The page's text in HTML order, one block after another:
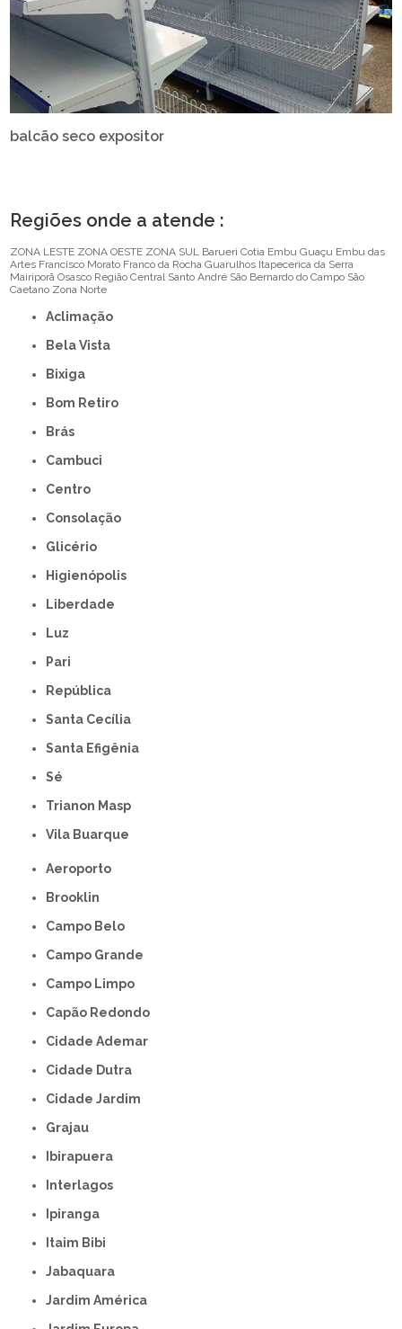
balcão seco expositor
Regiões onde a atende :
ZONA LESTE ZONA OESTE ZONA SUL Barueri Cotia Embu Guaçu Embu das
Artes Francisco Morato Franco da Rocha Guarulhos Itapecerica da Serra
Mairiporã Osasco Região Central Santo André São Bernardo do Campo São
Caetano Zona Norte
Aclimação
Bela Vista
Bixiga
Bom Retiro
Brás
Cambuci
Centro
Consolação
Glicério
Higienópolis
Liberdade
Luz
Pari
República
Santa Cecília
Santa Efigênia
Sé
Trianon Masp
Vila Buarque
Aeroporto
Brooklin
Campo Belo
Campo Grande
Campo Limpo
Capão Redondo
Cidade Ademar
Cidade Dutra
Cidade Jardim
Grajau
Ibirapuera
Interlagos
Ipiranga
Itaim Bibi
Jabaquara
Jardim América